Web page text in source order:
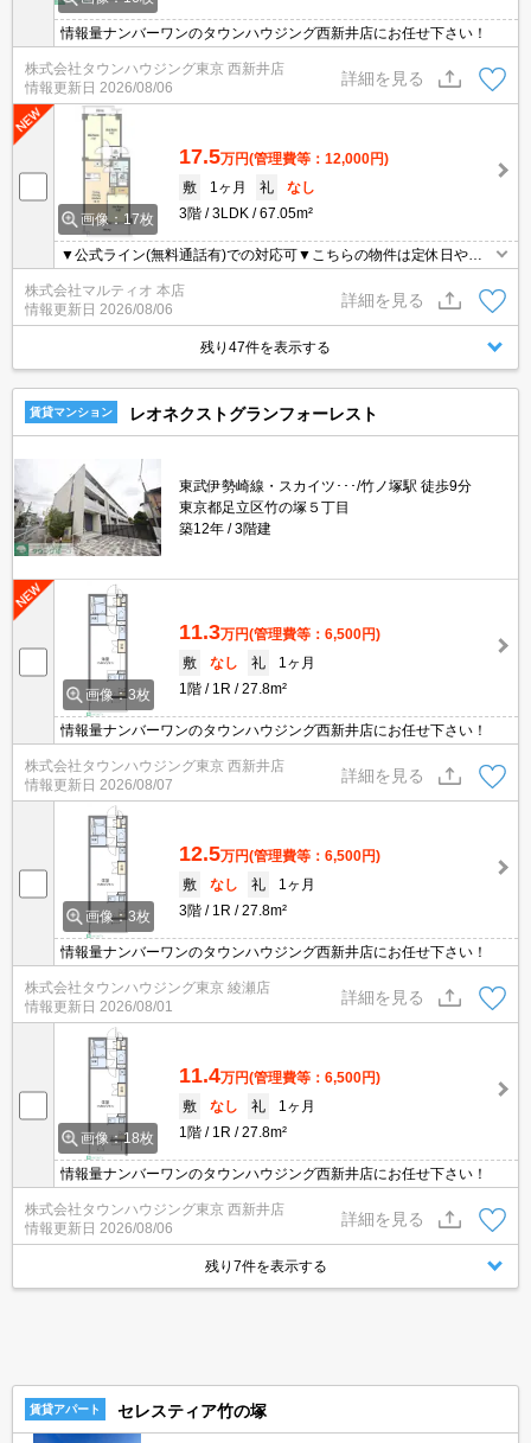
情報量ナンバーワンのタウンハウジング西新井店にお任せ下さい！
株式会社タウンハウジング東京 西新井店
情報更新日 2026/08/06
詳細を見る
画像：17枚
17.5万円(管理費等：12,000円)
敷
1ヶ月 礼
なし
3階
3LDK 67.05m²
▼公式ライン(無料通話有)での対応可▼こちらの物件は定休日や営
業時間外も含め、お時間が取りにくい方でも柔軟にご対応させて頂
きます▼オンライン内見・契約等対応可▼現地集合現地解散可▼
株式会社マルティオ 本店
情報更新日 2026/08/06
詳細を見る
残り47件を表示する
賃貸マンション レオネクストグランフォーレスト
東武伊勢崎線・スカイツ･･･/竹ノ塚駅 徒歩9分
東京都足立区竹の塚５丁目
築12年
3階建
画像：3枚
11.3万円(管理費等：6,500円)
敷
なし 礼
1ヶ月
1階
1R 27.8m²
情報量ナンバーワンのタウンハウジング西新井店にお任せ下さい！
株式会社タウンハウジング東京 西新井店
情報更新日 2026/08/07
詳細を見る
画像：3枚
12.5万円(管理費等：6,500円)
敷
なし 礼
1ヶ月
3階
1R 27.8m²
情報量ナンバーワンのタウンハウジング西新井店にお任せ下さい！
株式会社タウンハウジング東京 綾瀬店
情報更新日 2026/08/01
詳細を見る
画像：18枚
11.4万円(管理費等：6,500円)
敷
なし 礼
1ヶ月
1階
1R 27.8m²
情報量ナンバーワンのタウンハウジング西新井店にお任せ下さい！
株式会社タウンハウジング東京 西新井店
情報更新日 2026/08/06
詳細を見る
残り7件を表示する
賃貸アパート セレスティア竹の塚